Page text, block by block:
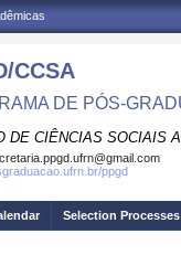
CCSA
DE PÓS-
DE CIÊNCIAS SOCIAIS
ppgd
Selection Processes